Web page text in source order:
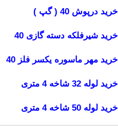
خرید درپوش 40 ( گپ )
خرید شیرفلکه دسته گازی 40
خرید مهر ماسوره یکسر فلز 40
خرید لوله 32 شاخه 4 متری
خرید لوله 50 شاخه 4 متری